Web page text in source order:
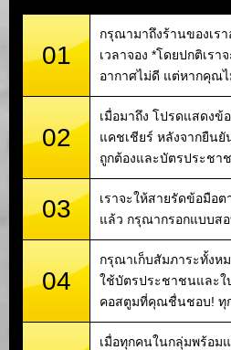
01
กรุณามาถึงร้านของเร
เวลาจอง *โดยปกติเร
อากาศไม่ดี แต่หากคุณ
02
เมื่อมาถึง โปรดแสดงข้
แคชเชียร์ หลังจากยืน
ถูกต้องและบัตรประชา
03
เราจะให้สายรัดข้อมือ
แล้ว กรุณากรอกแบบสอ
04
กรุณาเก็บสัมภาระทั้งห
ใช้บัตรประชาชนและ
คอสตูมที่คุณชื่นชอบ! ทุ
เมื่อทุกคนในกลุ่มพร้อม